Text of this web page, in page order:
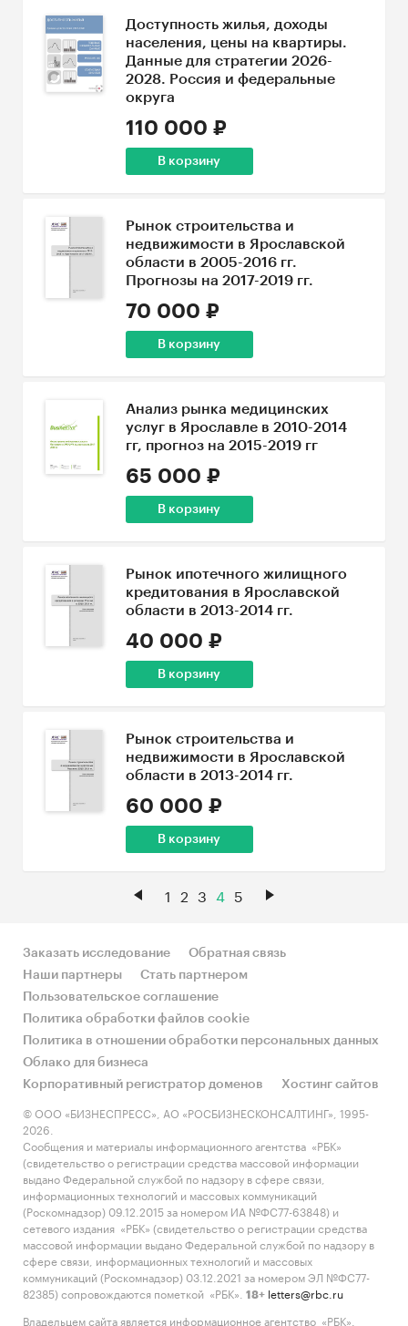
Доступность жилья, доходы
населения, цены на квартиры.
Данные для стратегии 2026-
2028. Россия и федеральные
округа
110 000 ₽
В корзину
Рынок строительства и
недвижимости в Ярославской
области в 2005-2016 гг.
Прогнозы на 2017-2019 гг.
70 000 ₽
В корзину
Анализ рынка медицинских
услуг в Ярославле в 2010-2014
гг, прогноз на 2015-2019 гг
65 000 ₽
В корзину
Рынок ипотечного жилищного
кредитования в Ярославской
области в 2013-2014 гг.
40 000 ₽
В корзину
Рынок строительства и
недвижимости в Ярославской
области в 2013-2014 гг.
60 000 ₽
В корзину
1 2 3 4 5
Заказать исследование
Обратная связь
Наши партнеры
Стать партнером
Пользовательское соглашение
Политика обработки файлов cookie
Политика в отношении обработки персональных данных
Облако для бизнеса
Корпоративный регистратор доменов
Хостинг сайтов
© ООО «БИЗНЕСПРЕСС», АО «РОСБИЗНЕСКОНСАЛТИНГ», 1995-
2026.
Сообщения и материалы информационного агентства «РБК»
(свидетельство о регистрации средства массовой информации
выдано Федеральной службой по надзору в сфере связи,
информационных технологий и массовых коммуникаций
(Роскомнадзор) 09.12.2015 за номером ИА №ФС77-63848) и
сетевого издания «РБК» (свидетельство о регистрации средства
массовой информации выдано Федеральной службой по надзору в
сфере связи, информационных технологий и массовых
коммуникаций (Роскомнадзор) 03.12.2021 за номером ЭЛ №ФС77-
82385) сопровождаются пометкой «РБК».
18+ letters@rbc.ru
Владельцем сайта является информационное агентство «РБК».